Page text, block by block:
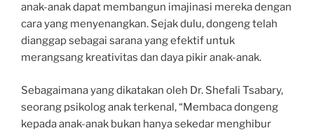
anak-anak dapat membangun imajinasi mereka dengan
cara yang menyenangkan. Sejak dulu, dongeng telah
dianggap sebagai sarana yang efektif untuk
merangsang kreativitas dan daya pikir anak-anak.
Sebagaimana yang dikatakan oleh Dr. Shefali Tsabary,
seorang psikolog anak terkenal, “Membaca dongeng
kepada anak-anak bukan hanya sekedar menghibur